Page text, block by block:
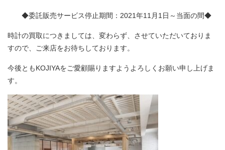
◆委託販売サービス停止期間：2021年11月1日～当面の間◆
時計の買取につきましては、変わらず、させていただいておりま
すので、ご来店をお待ちしております。
今後ともKOJIYAをご愛顧賜りますようよろしくお願い申し上げま
す。